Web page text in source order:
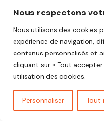
Nous respectons
Nous utilisons des cookies
expérience de navigation,
contenus personnalisés et
cliquant sur « Tout
utilisation des cookies.
Personnaliser Tout